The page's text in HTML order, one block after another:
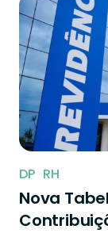
DP RH
Nova